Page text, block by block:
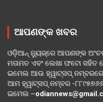
ଆପଣଙ୍କ ଖବର
ଓଡ଼ିଆନ୍ ନ୍ୟୁଜ୍‌ରେ ଆପଣଙ୍କ
ମତାମତ ଏବଂ ଲେଖା ଫଟୋ ସହିତ
ଇମେଲ ଆଉ ହ୍ୱାଟ୍‌ସପ୍
ଆମ ହ୍ୱାଟ୍‌ସପ୍ ନମ୍ବର -
ଇମେଲ –